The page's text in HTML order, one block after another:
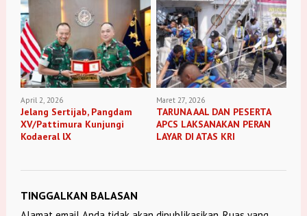
April 2, 2026
Jelang Sertijab, Pangdam
XV/Pattimura Kunjungi
Kodaeral lX
Maret 27, 2026
TARUNA AAL DAN PESERTA
APCS LAKSANAKAN PERAN
LAYAR DI ATAS KRI
TINGGALKAN BALASAN